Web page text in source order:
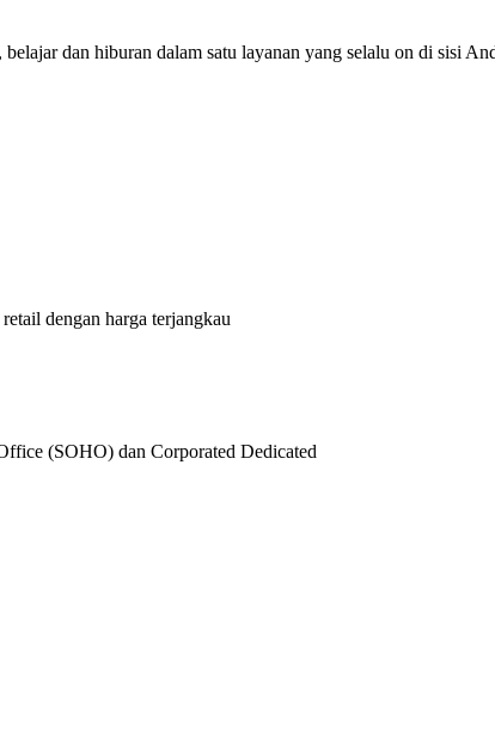
dan hiburan dalam satu layanan yang selalu on di sisi
dengan harga terjangkau
(SOHO) dan Corporated Dedicated